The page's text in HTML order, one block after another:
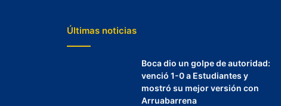
Últimas noticias
Boca dio un golpe de autoridad:
venció 1-0 a Estudiantes y
mostró su mejor versión con
Arruabarrena